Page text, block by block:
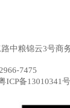
中粮锦云3号商
7475
ICP备13010341号